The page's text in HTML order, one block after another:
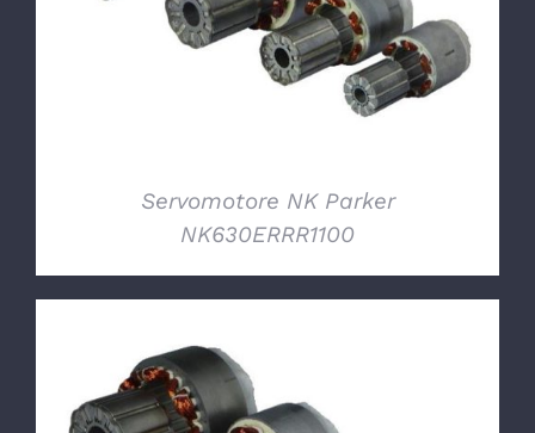
Servomotore NK Parker
NK630ERRR1100